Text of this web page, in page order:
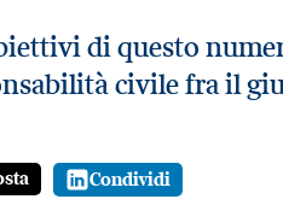
di questo
civile fra il
Condividi